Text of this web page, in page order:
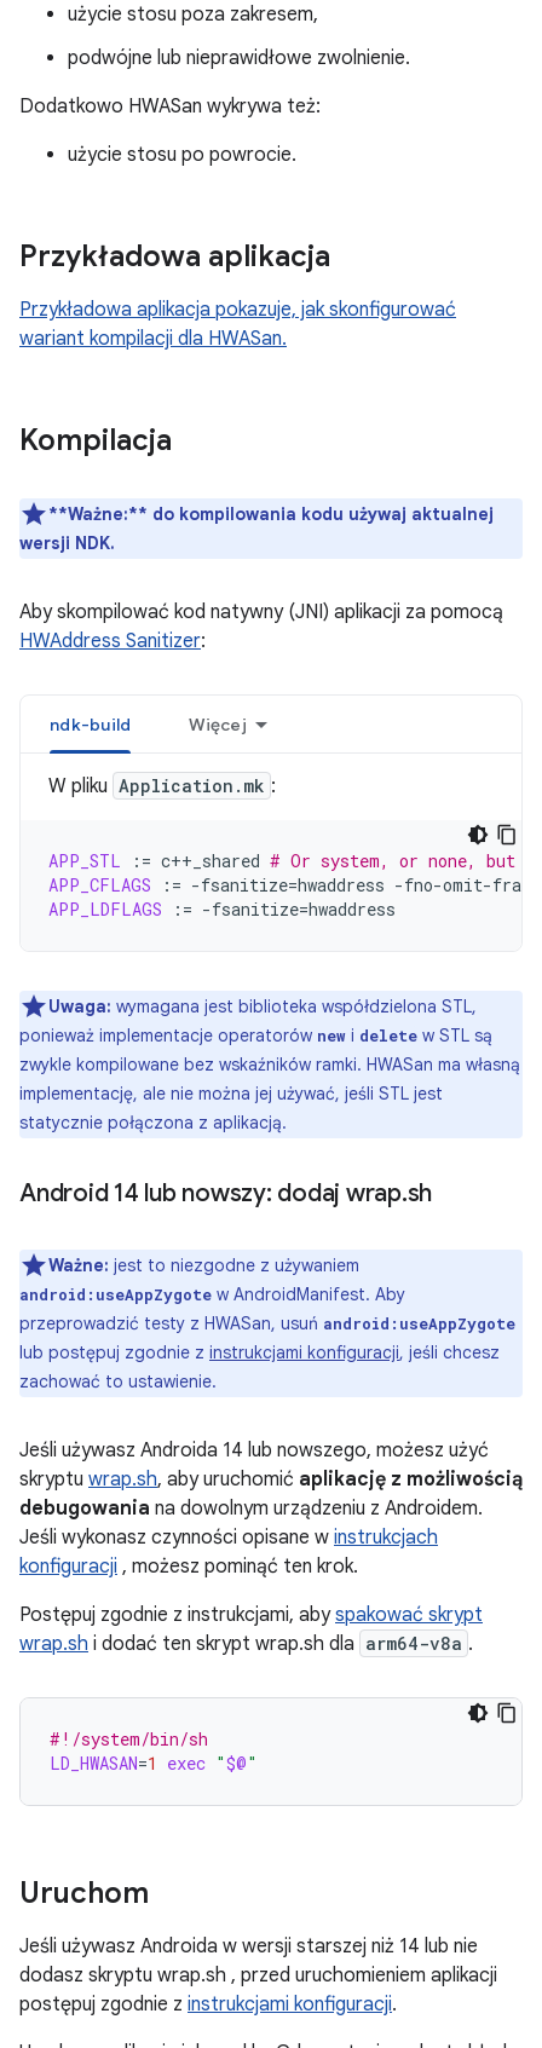
użycie stosu poza zakresem,
podwójne lub nieprawidłowe zwolnienie.
Dodatkowo HWASan wykrywa też:
użycie stosu po powrocie.
Przykładowa aplikacja
Przykładowa aplikacja pokazuje, jak skonfigurować
wariant kompilacji dla HWASan.
Kompilacja
**Ważne:** do kompilowania kodu używaj aktualnej
wersji NDK.
Aby skompilować kod natywny (JNI) aplikacji za pomocą
HWAddress Sanitizer:
ndk-build Więcej
W pliku Application.mk :
APP_STL := c++_shared # Or system, or none, but
APP_CFLAGS
:= -fsanitize=hwaddress
APP_LDFLAGS
:= -fsanitize=
Uwaga: wymagana jest biblioteka współdzielona STL,
ponieważ implementacje operatorów new i delete w STL są
zwykle kompilowane bez wskaźników ramki. HWASan ma własną
implementację, ale nie można jej używać, jeśli STL jest
statycznie połączona z aplikacją.
Android 14 lub nowszy: dodaj wrap.sh
Ważne: jest to niezgodne z używaniem
android:useAppZygote w AndroidManifest. Aby
przeprowadzić testy z HWASan, usuń android:useAppZygote
lub postępuj zgodnie z instrukcjami konfiguracji, jeśli chcesz
zachować to ustawienie.
Jeśli używasz Androida 14 lub nowszego, możesz użyć
skryptu wrap.sh, aby uruchomić aplikację z możliwością
debugowania na dowolnym urządzeniu z Androidem.
Jeśli wykonasz czynności opisane w instrukcjach
konfiguracji , możesz pominąć ten krok.
Postępuj zgodnie z instrukcjami, abyspakować skrypt
wrap.sh i dodać ten skrypt wrap.sh dla arm64-v8a .
#!/system/bin/sh
LD_HWASAN=1 exec "$@"
Uruchom
Jeśli używasz Androida w wersji starszej niż 14 lub nie
dodasz skryptu wrap.sh , przed uruchomieniem aplikacji
postępuj zgodnie z instrukcjami konfiguracji.